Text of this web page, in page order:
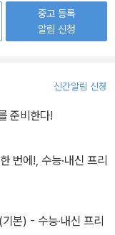
중고 등록
알림 신청
신간알림 신청
준비한다!
번에!, 수능·내신 프리
본) - 수능·내신 프리